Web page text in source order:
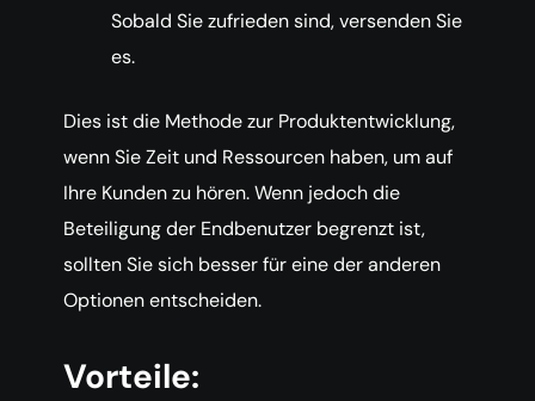
Sobald Sie zufrieden sind, versenden Sie
es.
Dies ist die Methode zur Produktentwicklung,
wenn Sie Zeit und Ressourcen haben, um auf
Ihre Kunden zu hören. Wenn jedoch die
Beteiligung der Endbenutzer begrenzt ist,
sollten Sie sich besser für eine der anderen
Optionen entscheiden.
Vorteile: